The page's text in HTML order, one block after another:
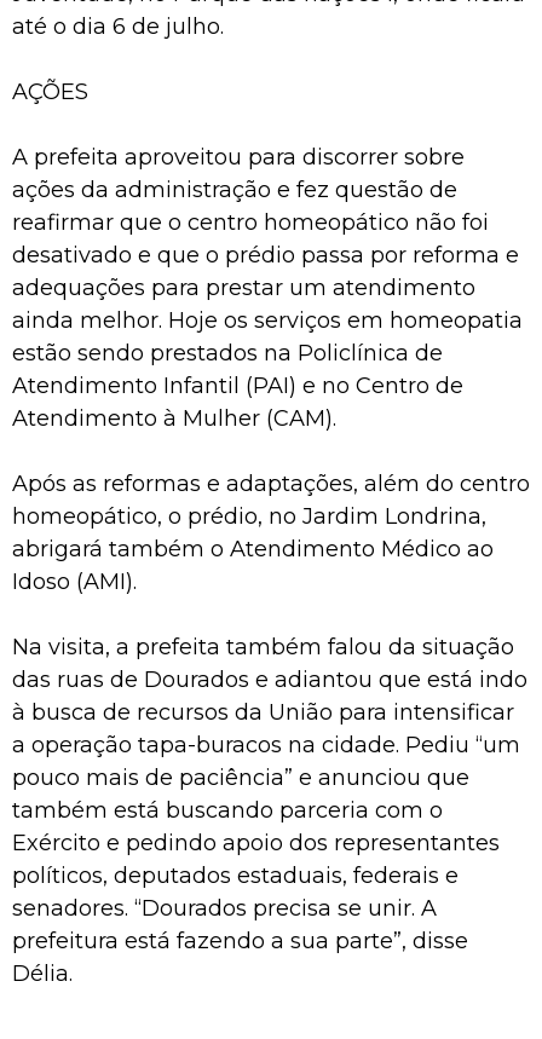
até o dia 6 de julho.
AÇÕES
A prefeita aproveitou para discorrer sobre
ações da administração e fez questão de
reafirmar que o centro homeopático não foi
desativado e que o prédio passa por reforma e
adequações para prestar um atendimento
ainda melhor. Hoje os serviços em homeopatia
estão sendo prestados na Policlínica de
Atendimento Infantil (PAI) e no Centro de
Atendimento à Mulher (CAM).
Após as reformas e adaptações, além do centro
homeopático, o prédio, no Jardim Londrina,
abrigará também o Atendimento Médico ao
Idoso (AMI).
Na visita, a prefeita também falou da situação
das ruas de Dourados e adiantou que está indo
à busca de recursos da União para intensificar
a operação tapa-buracos na cidade. Pediu “um
pouco mais de paciência” e anunciou que
também está buscando parceria com o
Exército e pedindo apoio dos representantes
políticos, deputados estaduais, federais e
senadores. “Dourados precisa se unir. A
prefeitura está fazendo a sua parte”, disse
Délia.